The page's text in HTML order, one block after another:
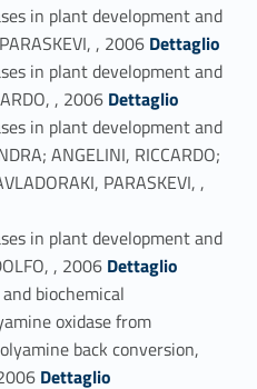
in plant development and
, 2006Link identifier #identifier_person_144049-35Dettaglio
in plant development and
, 2006 Link identifier #identifier_person_82367-36
Dettaglio
in plant development and
ANGELINI, RICCARDO;
PARASKEVI, ,
in plant development and
, 2006 Link identifier #identifier_person_134545-38
Dettaglio
biochemical
oxidase from
back conversion,
Link identifier #identifier_person_163823-39
Dettaglio